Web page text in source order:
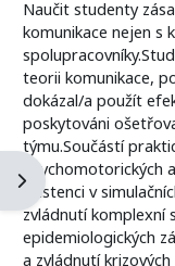
Apri il cassetto del
Naučit studenty
komunikace nejen s
teorii komunikace,
dokázal/a použít
poskytováni
týmu.Součástí
asistenci v
zvládnutí komplexní
epidemiologických
a zvládnutí